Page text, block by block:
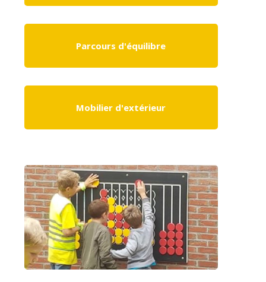
Parcours d'équilibre
Mobilier d'extérieur